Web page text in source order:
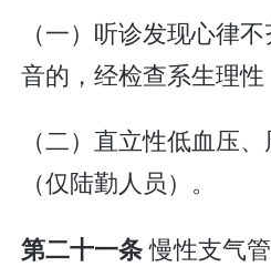
（一）听诊发现心律
音的，经检查系生理性
（二）直立性低血压
（仅陆勤人员）。
第二十一条慢性支气